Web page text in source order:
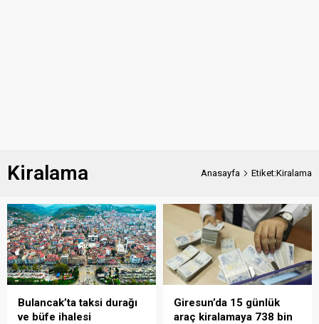
Kiralama Anasayfa Etiket:Kiralama
Bulancak’ta taksi durağı
ve büfe ihalesi
Giresun’da 15 günlük
araç kiralamaya 738 bin